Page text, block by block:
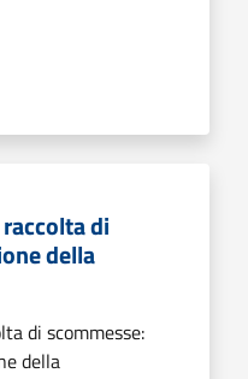
di
della
di scommesse:
della